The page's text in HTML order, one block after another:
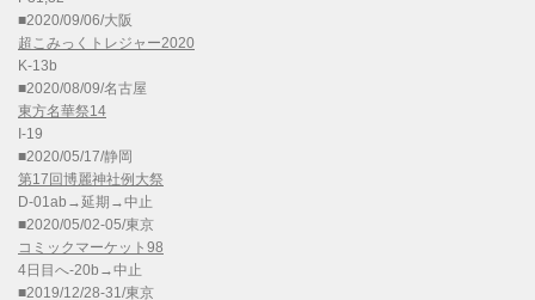
■2020/09/06/大阪
超こみっくトレジャー2020
K-13b
■2020/08/09/名古屋
東方名華祭14
I-19
■2020/05/17/静岡
第17回博麗神社例大祭
D-01ab→延期→中止
■2020/05/02-05/東京
コミックマーケット98
4日目へ-20b→中止
■2019/12/28-31/東京